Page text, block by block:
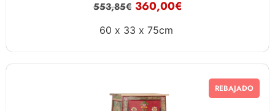
553,85€ 360,00€
60 x 33 x 75cm
REBAJADO